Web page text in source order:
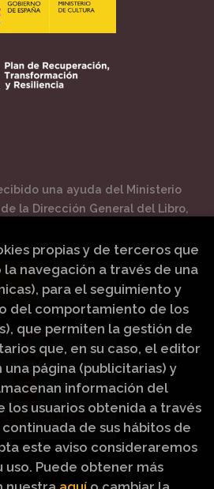
una ayuda del Ministerio
la Dirección General del Libro,
propias y de terceros que
navegación a través de una
para el seguimiento y
del comportamiento de los
que permiten la gestión de
que, en su caso, el editor
una página (publicitarias) y
información del
usuarios obtenida a través
de sus hábitos de
este aviso consideraremos
uso. Puede obtener más